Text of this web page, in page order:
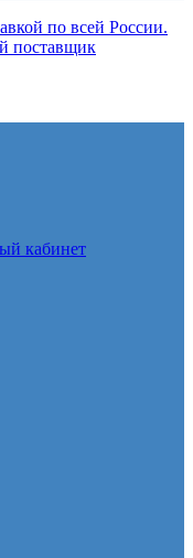
кабинет